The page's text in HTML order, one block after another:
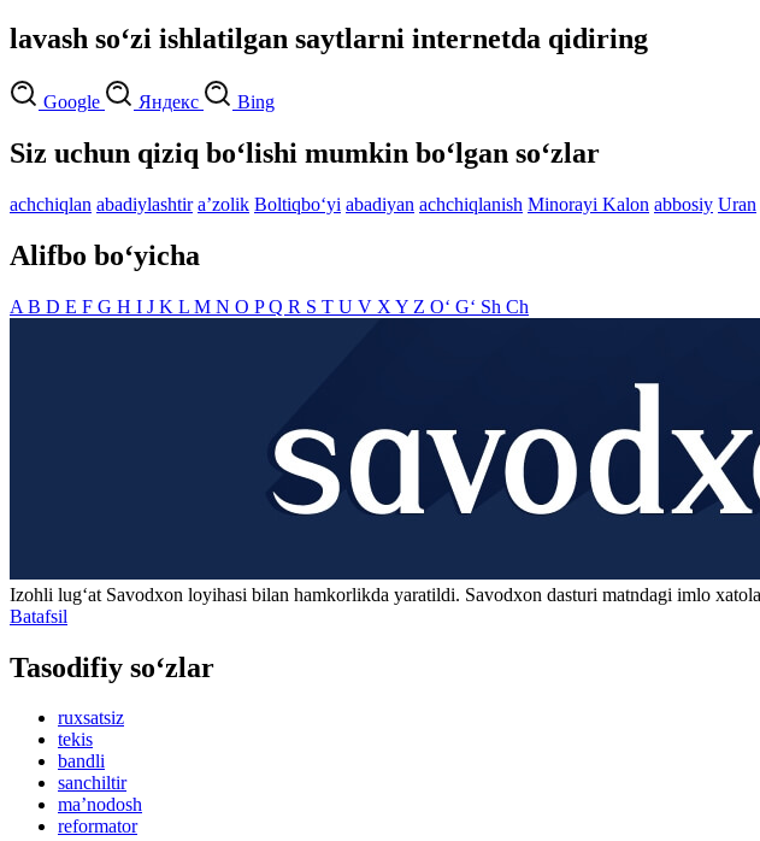
lavash so‘zi ishlatilgan saytlarni internetda qidiring
Google Яндекс Bing
Siz uchun qiziq bo‘lishi mumkin bo‘lgan so‘zlar
achchiqlan abadiylashtir aʼzolik Boltiqbo‘yi abadiyan achchiqlanish Minorayi Kalon abbosiy Uran
Alifbo bo‘yicha
A B D E F G H I J K L M N O PQ R S T U V X Y Z O‘ G‘ Sh Ch
Izohli lugʻat Savodxon loyihasi bilan hamkorlikda yaratildi. Savodxon dasturi matndagi imlo
Batafsil
Tasodifiy so‘zlar
ruxsatsiz
tekis
bandli
sanchiltir
maʼnodosh
reformator